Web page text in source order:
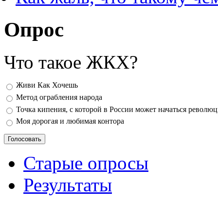
Опрос
Что такое ЖКХ?
Варианты
Живи Как Хочешь
Метод ограбления народа
Точка кипения, с которой в России может начаться
Моя дорогая и любимая контора
Старые опросы
Результаты